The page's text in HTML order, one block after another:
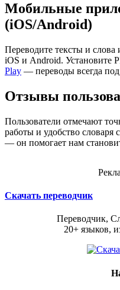
Мобильные
(iOS/Android)
Переводите тексты и слова
iOS и Android. Установите
Play — переводы всегда
Отзывы
Пользователи отмечают
работы и удобство словаря
— он помогает нам
Скачать переводчик
Переводчик,
20+ языков,